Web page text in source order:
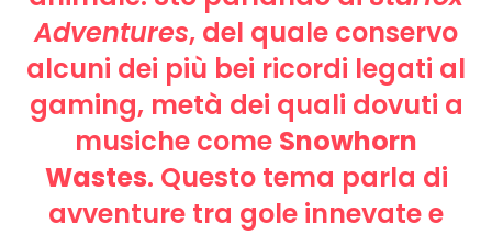
Adventures, del quale conservo
alcuni dei più bei ricordi legati al
gaming, metà dei quali dovuti a
musiche come Snowhorn
Wastes. Questo tema parla di
avventure tra gole innevate e